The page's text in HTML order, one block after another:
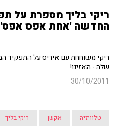
ריקי בליך מספרת על
החדשה 'אחת אפס אפס'
ריקי משוחחת עם איריס על התפקיד
שלה - האזינו!
30/10/2011
טלוויזיה אקשן ריקי בליך